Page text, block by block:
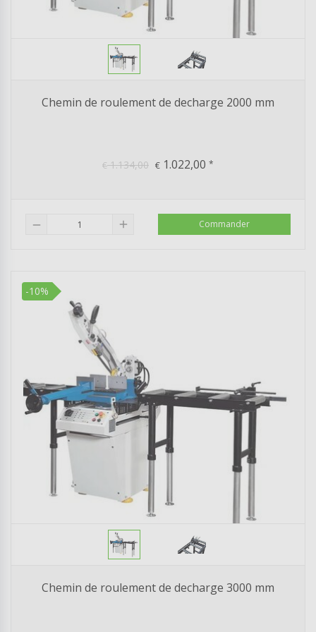
Chemin de roulement de decharge 2000 mm
€1.134,00 € 1.022,00 *
remove add Commander
-10%
Chemin de roulement de decharge 3000 mm